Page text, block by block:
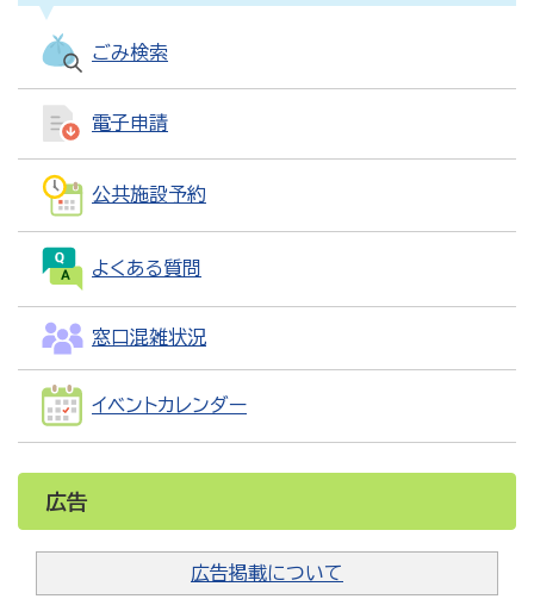
ごみ検索
電子申請
公共施設予約
よくある質問
窓口混雑状況
イベントカレンダー
広告
広告掲載について